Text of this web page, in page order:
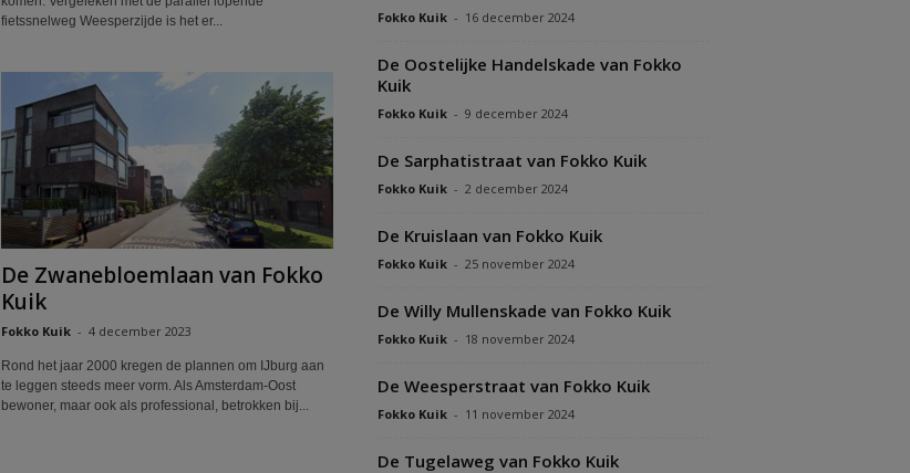
fietssnelweg Weesperzijde is het er...
De Zwanebloemlaan van Fokko
Kuik
Fokko Kuik - 4 december 2023
Rond het jaar 2000 kregen de plannen om IJburg aan
te leggen steeds meer vorm. Als Amsterdam-Oost
bewoner, maar ook als professional, betrokken bij...
Fokko Kuik - 16 december 2024
De Oostelijke Handelskade van Fokko
Kuik
Fokko Kuik - 9 december 2024
De Sarphatistraat van Fokko Kuik
Fokko Kuik - 2 december 2024
De Kruislaan van Fokko Kuik
Fokko Kuik - 25 november 2024
De Willy Mullenskade van Fokko Kuik
Fokko Kuik - 18 november 2024
De Weesperstraat van Fokko Kuik
Fokko Kuik - 11 november 2024
De Tugelaweg van Fokko Kuik